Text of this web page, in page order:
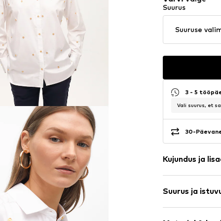
Suurus
Suuruse
3 - 5
Vali suurus, et
30-
Kujundus ja
Kahe
Suurus ja